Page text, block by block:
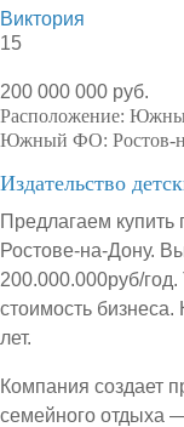
Виктория
15
200 000 000 руб.
Расположение:
Южный ФО: Ростов-
Издательство
Предлагаем купить
Ростове-на-Дону.
200.000.000руб/
стоимость
лет.
Компания создает
семейного отдыха